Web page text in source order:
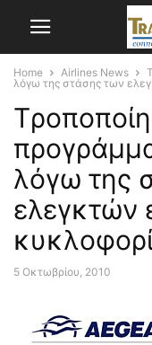
Home Airlines News
λόγω της στάσης των
λόγω της
ελεγκτών
5 Οκτωβρίου, 2010